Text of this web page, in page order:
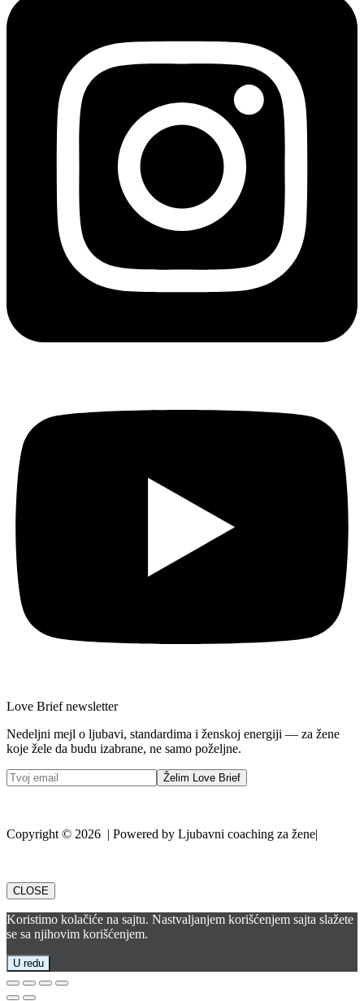
Love Brief newsletter
Nedeljni mejl o ljubavi, standardima i ženskoj energiji — za žene
koje žele da budu izabrane, ne samo poželjne.
Želim Love Brief
Copyright © 2026 | Powered by Ljubavni coaching za žene|
CLOSE
Koristimo kolačiće na sajtu. Nastvaljanjem korišćenjem sajta slažete
se sa njihovim korišćenjem.
U redu